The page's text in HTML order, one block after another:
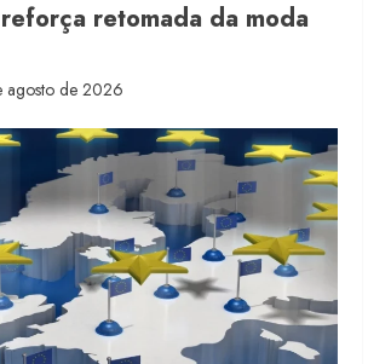
retomada da moda
agosto de 2026